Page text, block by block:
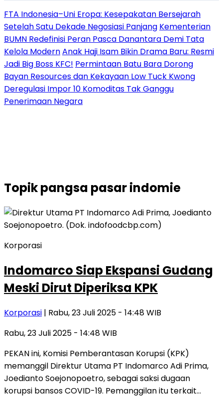
FTA Indonesia–Uni Eropa: Kesepakatan Bersejarah
Setelah Satu Dekade Negosiasi Panjang Kementerian
BUMN Redefinisi Peran Pasca Danantara Demi Tata
Kelola ModernAnak Haji Isam Bikin Drama Baru: Resmi
Jadi Big Boss KFC! Permintaan Batu Bara Dorong
Bayan Resources dan Kekayaan Low Tuck Kwong
Deregulasi Impor 10 Komoditas Tak Ganggu
Penerimaan Negara
Topikpangsa pasar indomie
Korporasi
Indomarco Siap Ekspansi Gudang
Meski Dirut Diperiksa KPK
Korporasi | Rabu, 23 Juli 2025 - 14:48 WIB
Rabu, 23 Juli 2025 - 14:48 WIB
PEKAN ini, Komisi Pemberantasan Korupsi (KPK)
memanggil Direktur Utama PT Indomarco Adi Prima,
Joedianto Soejonopoetro, sebagai saksi dugaan
korupsi bansos COVID-19. Pemanggilan itu terkait…